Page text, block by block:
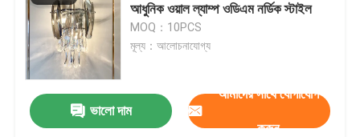
আধুনিক ওয়াল ল্যাম্প ওডিএম নর্ডিক স্টাইল
MOQ：10PCS
মূল্য：আলোচনাযোগ্য
ভালো দাম
আমাদের সাথে যোগাযোগ
করুন